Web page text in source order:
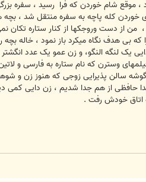
شام خوردن که فرا رسید ، سفره
کله پاچه به سفره منتقل شد ، بچه
من از دست وروجکها از کنار ستاره
بی هدف نگاه میکرد باز نمود ، خاله
یک لنگه النگو، و زن عمو یک عدد
وسترن که نام ستاره به فارسی و
گوشه سالن پذیرایی زوجی که هنوز زن و
از هم جدا شدیم ، زن دایی کمی
اتاق خودش رفت .